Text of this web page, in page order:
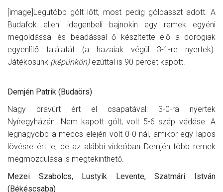
[image]Legutóbb gólt lőtt, most pedig gólpasszt adott. A
Budafok elleni idegenbeli bajnokin egy remek egyéni
megoldással és beadással ő készítette elő a dorogiak
egyenlítő találatát (a hazaiak végül 3-1-re nyertek).
Játékosunk (képünkön)ezúttal is 90 percet kapott.
Demjén Patrik (Budaörs)
Nagy bravúrt ért el csapatával: 3-0-ra nyertek
Nyíregyházán. Nem kapott gólt, volt 5-6 szép védése. A
legnagyobb a meccs elején volt 0-0-nál, amikor egy lapos
lövésre ért le, de az alábbi videóban Demjén több remek
megmozdulása is megtekinthető.
Mezei Szabolcs, Lustyik Levente, Szatmári István
(Békéscsaba)